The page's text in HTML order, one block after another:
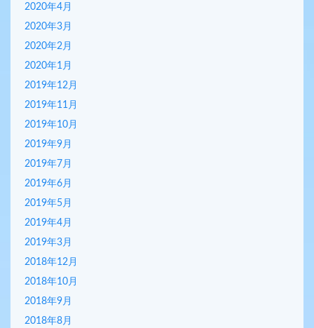
2020年4月
2020年3月
2020年2月
2020年1月
2019年12月
2019年11月
2019年10月
2019年9月
2019年7月
2019年6月
2019年5月
2019年4月
2019年3月
2018年12月
2018年10月
2018年9月
2018年8月